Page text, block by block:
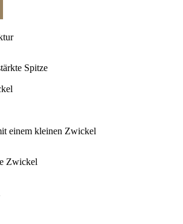
Spitze
einem kleinen Zwickel
Zwickel